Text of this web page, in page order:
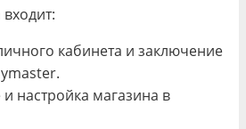
кабинета и заключение
настройка магазина в